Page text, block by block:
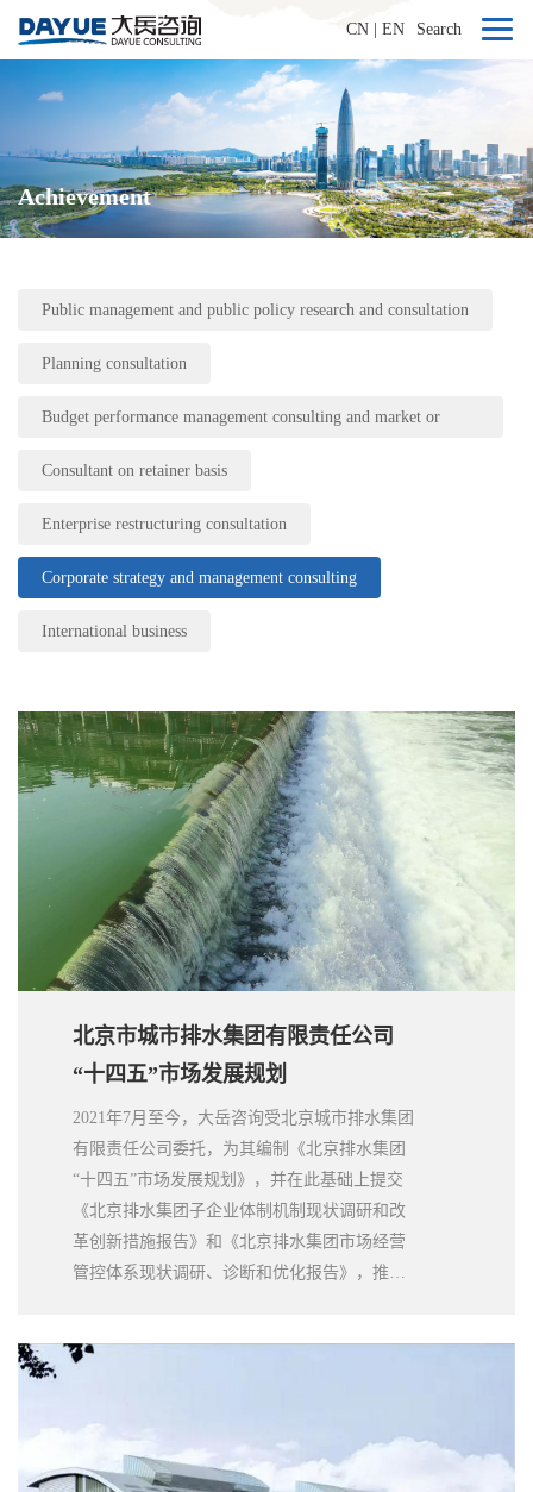
CN EN Search
Achievement
Public management and public policy research and consultation
Planning consultation
Budget performance management consulting and market or
Consultant on retainer basis
Enterprise restructuring consultation
Corporate strategy and management consulting
International business
北京市城市排水集团有限责任公司
“十四五”市场发展规划
2021年7月至今，大岳咨询受北京城市排水集团
有限责任公司委托，为其编制《北京排水集团
“十四五”市场发展规划》，并在此基础上提交
《北京排水集团子企业体制机制现状调研和改
革创新措施报告》和《北京排水集团市场经营
管控体系现状调研、诊断和优化报告》，推动
撑。